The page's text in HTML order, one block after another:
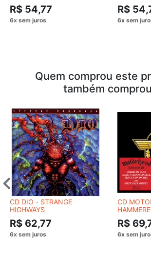
R$ 54,77 R$
Quem comprou este
também
CD DIO - STRANGE
HIGHWAYS
R$ 62,77
CD
R$